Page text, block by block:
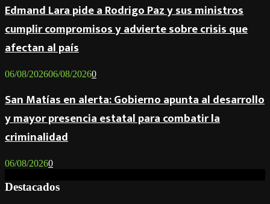
Edmand Lara pide a Rodrigo Paz y sus ministros
cumplir compromisos y advierte sobre crisis que
afectan al país
06/08/202606/08/20260
San Matías en alerta: Gobierno apunta al desarrollo
y mayor presencia estatal para combatir la
criminalidad
06/08/20260
Destacados